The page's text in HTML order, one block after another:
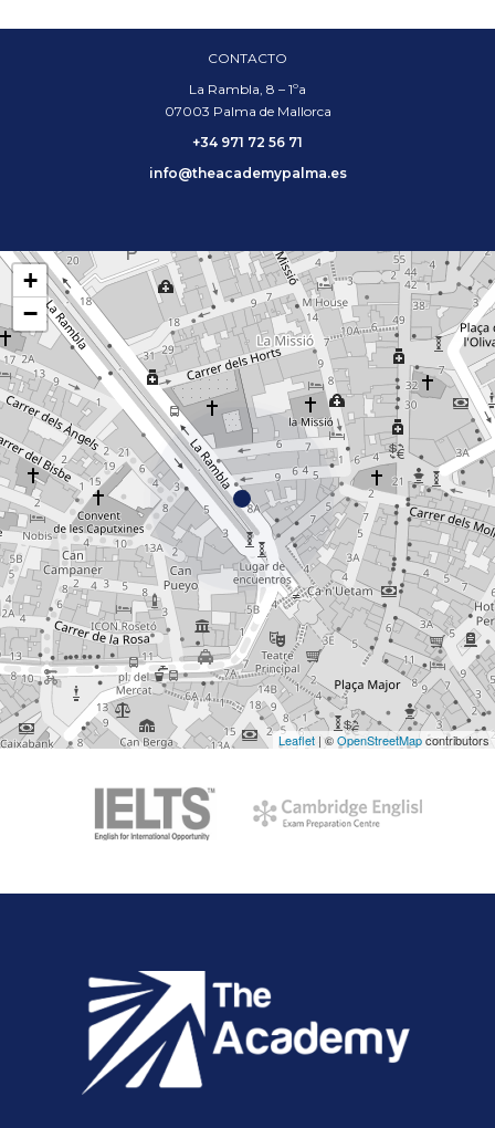
CONTACTO
La Rambla, 8 – 1ºa
07003 Palma de Mallorca
+34 971 72 56 71
info@theacademypalma.es
+
−
Leaflet | ©OpenStreetMapcontributors